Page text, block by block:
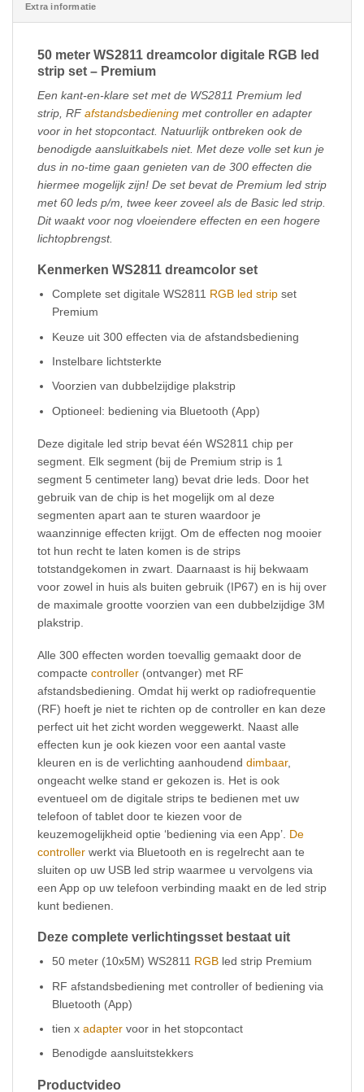
Extra informatie
50 meter WS2811 dreamcolor digitale RGB led
strip set – Premium
Een kant-en-klare set met de WS2811 Premium led
strip, RF afstandsbediening met controller en adapter
voor in het stopcontact. Natuurlijk ontbreken ook de
benodigde aansluitkabels niet. Met deze volle set kun je
dus in no-time gaan genieten van de 300 effecten die
hiermee mogelijk zijn! De set bevat de Premium led strip
met 60 leds p/m, twee keer zoveel als de Basic led strip.
Dit waakt voor nog vloeiendere effecten en een hogere
lichtopbrengst.
Kenmerken WS2811 dreamcolor set
Complete set digitale WS2811 RGB led strip set
Premium
Keuze uit 300 effecten via de afstandsbediening
Instelbare lichtsterkte
Voorzien van dubbelzijdige plakstrip
Optioneel: bediening via Bluetooth (App)
Deze digitale led strip bevat één WS2811 chip per
segment. Elk segment (bij de Premium strip is 1
segment 5 centimeter lang) bevat drie leds. Door het
gebruik van de chip is het mogelijk om al deze
segmenten apart aan te sturen waardoor je
waanzinnige effecten krijgt. Om de effecten nog mooier
tot hun recht te laten komen is de strips
totstandgekomen in zwart. Daarnaast is hij bekwaam
voor zowel in huis als buiten gebruik (IP67) en is hij over
de maximale grootte voorzien van een dubbelzijdige 3M
plakstrip.
Alle 300 effecten worden toevallig gemaakt door de
compacte controller (ontvanger) met RF
afstandsbediening. Omdat hij werkt op radiofrequentie
(RF) hoeft je niet te richten op de controller en kan deze
perfect uit het zicht worden weggewerkt. Naast alle
effecten kun je ook kiezen voor een aantal vaste
kleuren en is de verlichting aanhoudend dimbaar,
ongeacht welke stand er gekozen is. Het is ook
eventueel om de digitale strips te bedienen met uw
telefoon of tablet door te kiezen voor de
keuzemogelijkheid optie ‘bediening via een App’. De
controller werkt via Bluetooth en is regelrecht aan te
sluiten op uw USB led strip waarmee u vervolgens via
een App op uw telefoon verbinding maakt en de led strip
kunt bedienen.
Deze complete verlichtingsset bestaat uit
50 meter (10x5M) WS2811 RGB led strip Premium
RF afstandsbediening met controller of bediening via
Bluetooth (App)
tien xadapter voor in het stopcontact
Benodigde aansluitstekkers
Productvideo